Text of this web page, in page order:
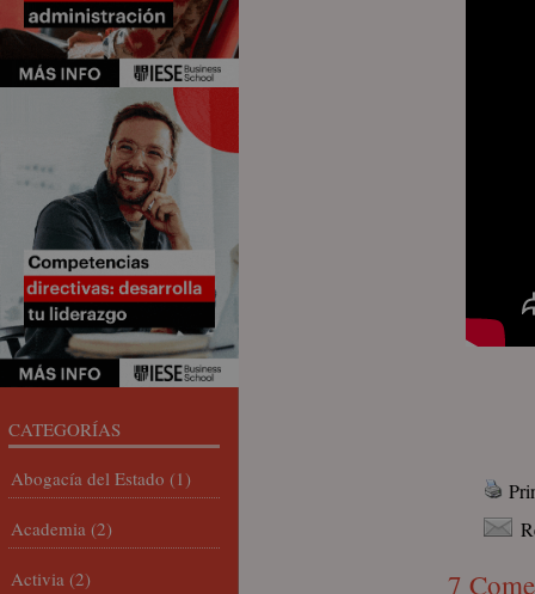
7
CATEGORÍAS
Abogacía del Estado (1)
Academia (2)
Activia (2)